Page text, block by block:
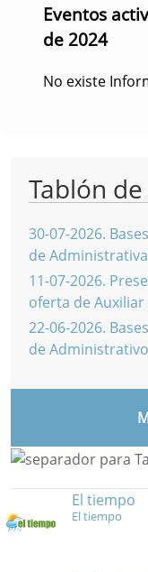
Eventos
de 2024
No existe
Tablón
30-07-2026.
de
11-07-2026.
oferta de Auxiliar
22-06-2026.
de
El tiempo
El tiempo